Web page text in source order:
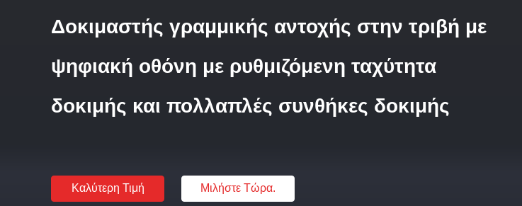
Δοκιμαστής γραμμικής αντοχής στην τριβή με
ψηφιακή οθόνη με ρυθμιζόμενη ταχύτητα
δοκιμής και πολλαπλές συνθήκες δοκιμής
Καλύτερη Τιμή Μιλήστε Τώρα.